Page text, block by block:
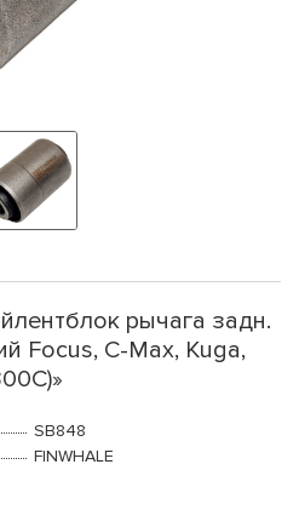
рычага задн.
Focus, C-Max, Kuga,
SB848
FINWHALE